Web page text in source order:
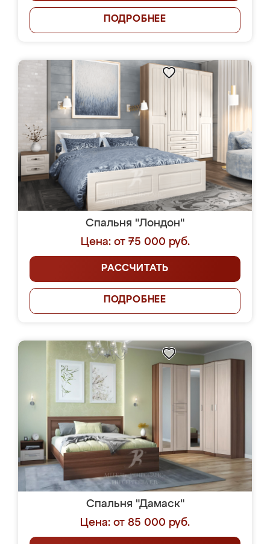
ПОДРОБНЕЕ
Спальня "Лондон"
Цена: от 75 000 руб.
РАССЧИТАТЬ
ПОДРОБНЕЕ
Спальня "Дамаск"
Цена: от 85 000 руб.